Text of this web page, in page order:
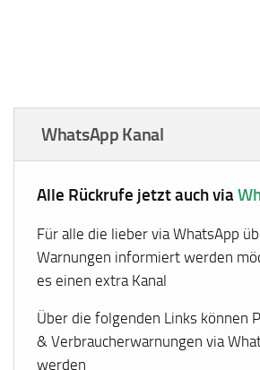
WhatsApp Kanal
Alle Rückrufe jetzt auch via
Für alle die lieber via WhatsApp
Warnungen informiert werden
es einen extra Kanal
Über die folgenden Links können
& Verbraucherwarnungen via
werden